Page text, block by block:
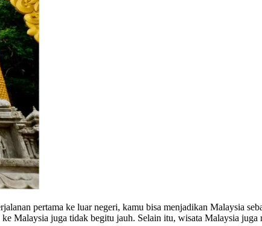
pertama ke luar negeri, kamu bisa menjadikan Malaysia
Malaysia juga tidak begitu jauh. Selain itu, wisata Malaysia juga